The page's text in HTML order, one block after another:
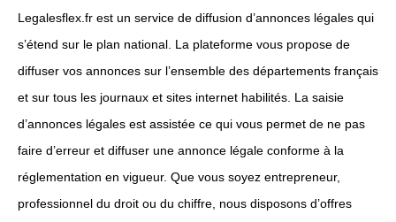
Legalesflex.fr est un service de diffusion d’annonces légales qui
s’étend sur le plan national. La plateforme vous propose de
diffuser vos annonces sur l’ensemble des départements français
et sur tous les journaux et sites internet habilités. La saisie
d’annonces légales est assistée ce qui vous permet de ne pas
faire d’erreur et diffuser une annonce légale conforme à la
réglementation en vigueur. Que vous soyez entrepreneur,
professionnel du droit ou du chiffre, nous disposons d’offres